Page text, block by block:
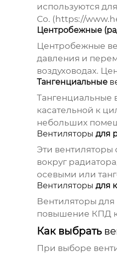
используются
Co. ( https://
Центробежные
Центробежные
давления и
воздуховодах.
Тангенциальные
Тангенциальные
касательной к
небольших
Вентиляторы для
Эти вентиляторы
вокруг
осевыми или
Вентиляторы для
Вентиляторы для
повышение КПД
Как выбрать
При выборе